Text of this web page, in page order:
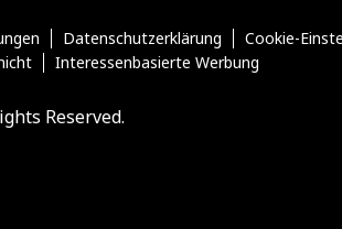
Datenschutzerklärung
Cookie-
Interessenbasierte Werbung
Reserved.